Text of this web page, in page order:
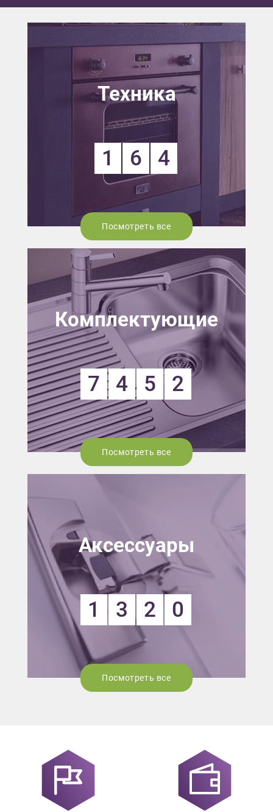
Техника
1 6 4
Посмотреть все
Комплектующие
7 4 5 2
Посмотреть все
Аксессуары
1 3 2 0
Посмотреть все